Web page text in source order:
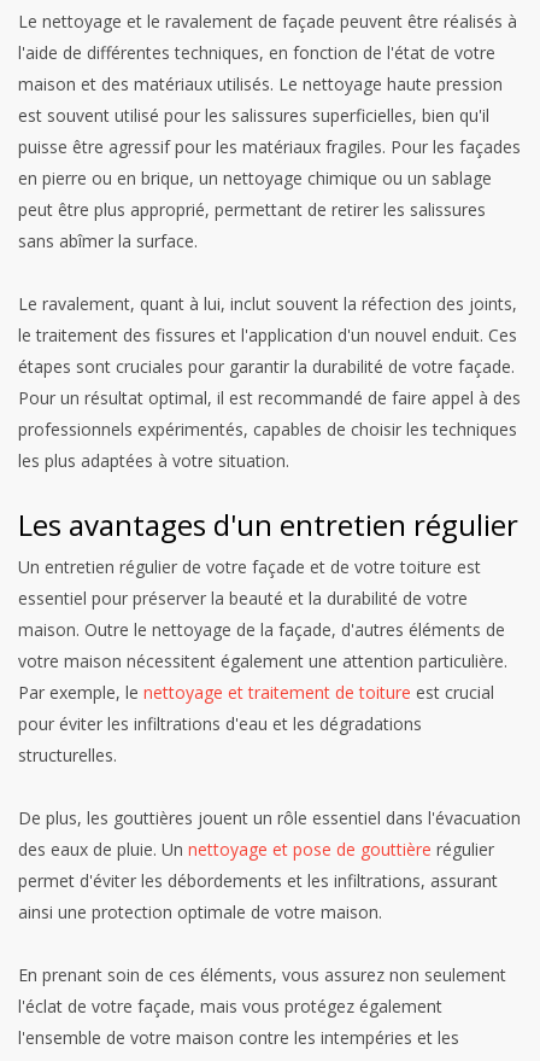
Le nettoyage et le ravalement de façade peuvent être réalisés à
l'aide de différentes techniques, en fonction de l'état de votre
maison et des matériaux utilisés. Le nettoyage haute pression
est souvent utilisé pour les salissures superficielles, bien qu'il
puisse être agressif pour les matériaux fragiles. Pour les façades
en pierre ou en brique, un nettoyage chimique ou un sablage
peut être plus approprié, permettant de retirer les salissures
sans abîmer la surface.
Le ravalement, quant à lui, inclut souvent la réfection des joints,
le traitement des fissures et l'application d'un nouvel enduit. Ces
étapes sont cruciales pour garantir la durabilité de votre façade.
Pour un résultat optimal, il est recommandé de faire appel à des
professionnels expérimentés, capables de choisir les techniques
les plus adaptées à votre situation.
Les avantages d'un entretien régulier
Un entretien régulier de votre façade et de votre toiture est
essentiel pour préserver la beauté et la durabilité de votre
maison. Outre le nettoyage de la façade, d'autres éléments de
votre maison nécessitent également une attention particulière.
Par exemple, le nettoyage et traitement de toiture est crucial
pour éviter les infiltrations d'eau et les dégradations
structurelles.
De plus, les gouttières jouent un rôle essentiel dans l'évacuation
des eaux de pluie. Un nettoyage et pose de gouttière régulier
permet d'éviter les débordements et les infiltrations, assurant
ainsi une protection optimale de votre maison.
En prenant soin de ces éléments, vous assurez non seulement
l'éclat de votre façade, mais vous protégez également
l'ensemble de votre maison contre les intempéries et les